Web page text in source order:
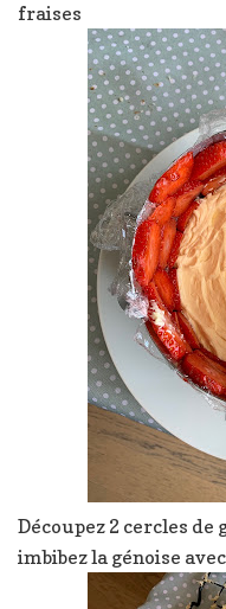
fraises
Découpez 2 cercles
imbibez la génoise